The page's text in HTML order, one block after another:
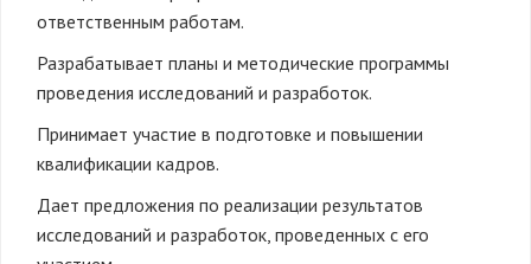
ответственным работам.
Разрабатывает планы и методические программы
проведения исследований и разработок.
Принимает участие в подготовке и повышении
квалификации кадров.
Дает предложения по реализации результатов
исследований и разработок, проведенных с его